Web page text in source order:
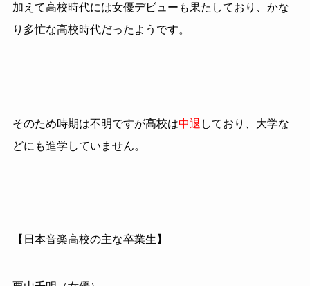
加えて高校時代には女優デビューも果たしており、かな
り多忙な高校時代だったようです。
そのため時期は不明ですが高校は中退 しており、大学な
どにも進学していません。
【日本音楽高校の主な卒業生】